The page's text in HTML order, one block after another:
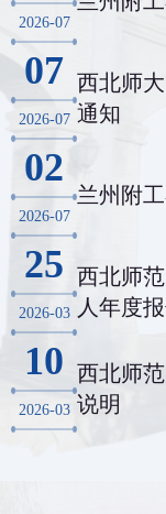
2026-07
07
2026-07
西北师
通知
02
2026-07
兰州附
25
2026-03
西北师
人年度
10
2026-03
西北师
说明